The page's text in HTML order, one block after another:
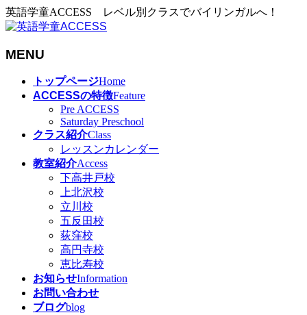
英語学童ACCESS レベル別クラスでバイリンガルへ！
MENU
トップページHome
ACCESSの特徴Feature
Pre ACCESS
Saturday Preschool
クラス紹介Class
レッスンカレンダー
教室紹介Access
下高井戸校
上北沢校
立川校
五反田校
荻窪校
高円寺校
恵比寿校
お知らせInformation
お問い合わせ
ブログblog